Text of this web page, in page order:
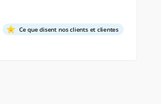
Ce que disent nos clients et clientes